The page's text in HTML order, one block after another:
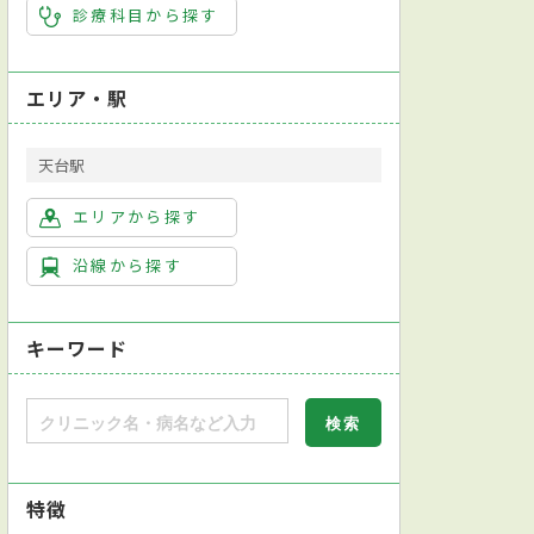
診療科目から探す
エリア・駅
天台駅
エリアから探す
沿線から探す
キーワード
特徴